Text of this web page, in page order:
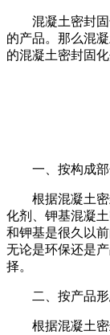
混凝土密封
的产品。那么混
的混凝土密封固
一、按构成
根据混凝土
化剂、钾基混凝
和钾基是很久以
无论是环保还是
择。
二、按产品
根据混凝土